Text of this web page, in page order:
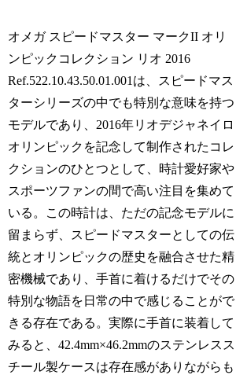
オメガ スピードマスター マークII オリ
ンピックコレクション リオ 2016
Ref.522.10.43.50.01.001は、スピードマス
ターシリーズの中でも特別な意味を持つ
モデルであり、2016年リオデジャネイロ
オリンピックを記念して制作されたコレ
クションのひとつとして、時計愛好家や
スポーツファンの間で高い注目を集めて
いる。この時計は、ただの記念モデルに
留まらず、スピードマスターとしての伝
統とオリンピックの歴史を融合させた精
密機械であり、手首に着けるだけでその
特別な物語を日常の中で感じることがで
きる存在である。実際に手首に装着して
みると、42.4mm×46.2mmのステンレスス
チール製ケースは存在感がありながらも